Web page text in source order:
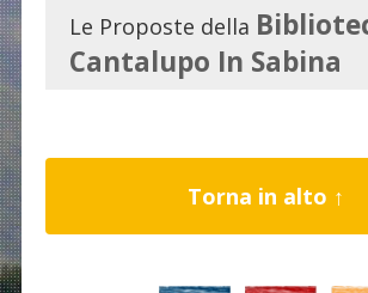
Le Proposte della
Cantalupo In Sabina
Torna in alto ↑